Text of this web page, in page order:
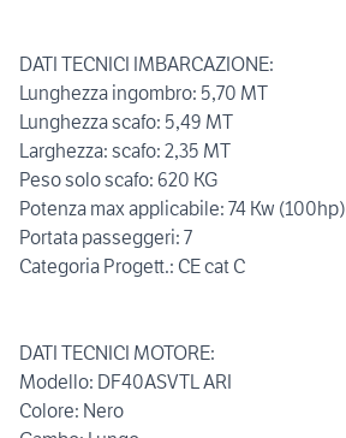
DATI TECNICI IMBARCAZIONE:
Lunghezza ingombro: 5,70 MT
Lunghezza scafo: 5,49 MT
Larghezza: scafo: 2,35 MT
Peso solo scafo: 620 KG
Potenza max applicabile: 74 Kw (100hp)
Portata passeggeri: 7
Categoria Progett.: CE cat C
DATI TECNICI MOTORE:
Modello: DF40ASVTL ARI
Colore: Nero